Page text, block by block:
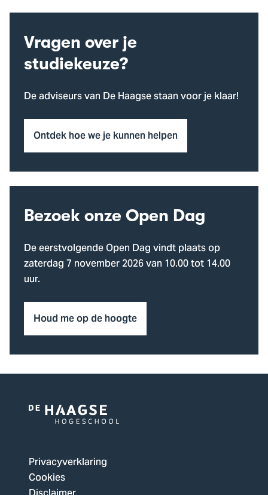
Vragen over je
studiekeuze?
De adviseurs van De Haagse staan voor je klaar!
Ontdek hoe we je kunnen helpen
Bezoek onze Open Dag
De eerstvolgende Open Dag vindt plaats op
zaterdag 7 november 2026 van 10.00 tot 14.00
uur.
Houd me op de hoogte
Logo
De
Haagse
Hogeschool,
Privacyverklaring
Cookies